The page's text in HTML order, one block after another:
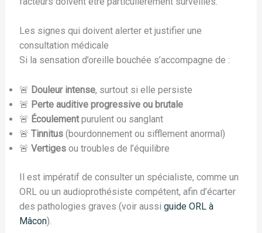
Les signes qui doivent alerter et justifier une
consultation médicale
Si la sensation d’oreille bouchée s’accompagne de :
🚨 Douleur intense, surtout si elle persiste
🚨 Perte auditive progressive ou brutale
🚨 Écoulementpurulent ou sanglant
🚨 Tinnitus(bourdonnement ou sifflement anormal)
🚨 Vertigesou troubles de l’équilibre
Il est impératif de consulter un spécialiste, comme un
ORL ou un audioprothésiste compétent, afin d’écarter
des pathologies graves (voir aussi guide ORL à
Mâcon).